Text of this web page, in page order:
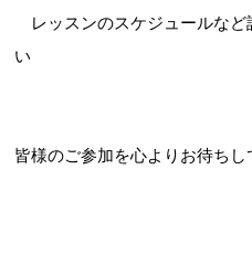
レッスンのスケジュールなど
い
皆様のご参加を心よりお待ちし